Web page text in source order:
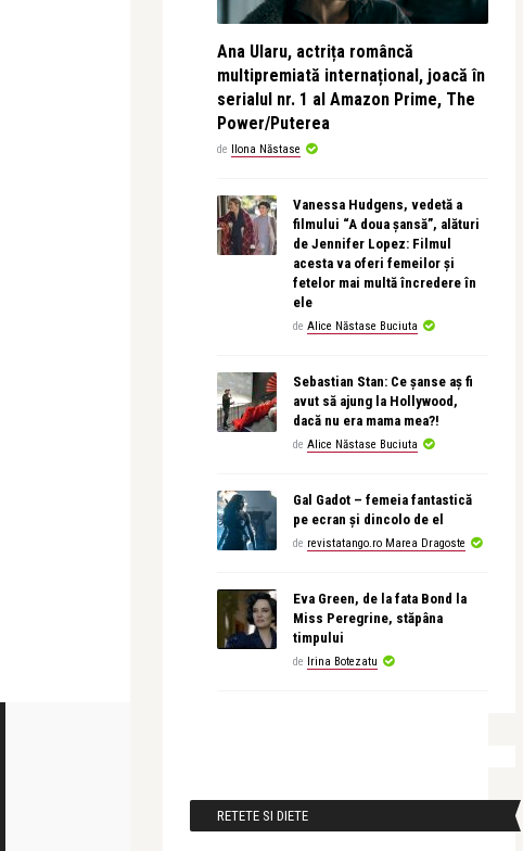
Alice Năstase Buciuta
Ora Pământului, exercițiu de
revistatango
Revolut
Ana Ularu, actrița româncă
multipremiată internațional, joacă în
serialul nr. 1 al Amazon Prime, The
Power/Puterea
de Ilona Năstase
Vanessa Hudgens, vedetă a
filmului “A doua șansă”, alături
de Jennifer Lopez: Filmul
acesta va oferi femeilor și
fetelor mai multă încredere în
ele
de Alice Năstase Buciuta
Sebastian Stan: Ce șanse aș fi
avut să ajung la Hollywood,
dacă nu era mama mea?!
de Alice Năstase Buciuta
Gal Gadot – femeia fantastică
pe ecran și dincolo de el
de revistatango.ro Marea Dragoste
Eva Green, de la fata Bond la
Miss Peregrine, stăpâna
timpului
de Irina Botezatu
RETETE SI DIETE